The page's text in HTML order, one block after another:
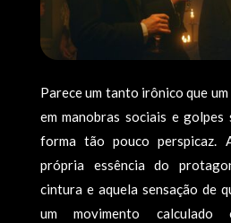
Parece um tanto irônico que
em manobras sociais e
forma tão pouco perspicaz.
própria essência do
cintura e aquela sensação de
um movimento calculado